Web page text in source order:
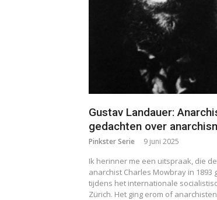
Gustav Landauer:
gedachten over
Pinkster Serie 9 juni 2025
Ik herinner me een uitspraak, die
anarchist Charles Mowbray in 1893
tijdens het internationale
Zürich. Het ging erom of